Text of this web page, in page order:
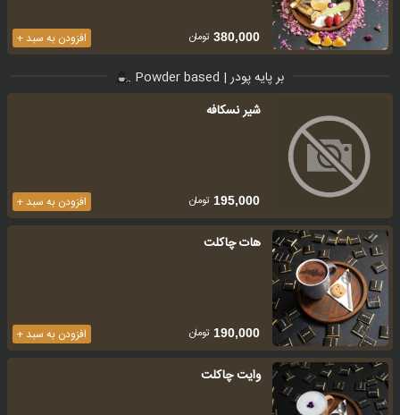
افزودن به سبد + 380,000 تومان
بر پایه پودر | Powder based
شیر نسکافه
افزودن به سبد + 195,000 تومان
هات چاکلت
افزودن به سبد + 190,000 تومان
وایت چاکلت